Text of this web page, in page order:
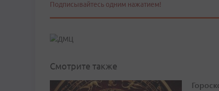
Подписывайтесь одним нажатием!
Смотрите также